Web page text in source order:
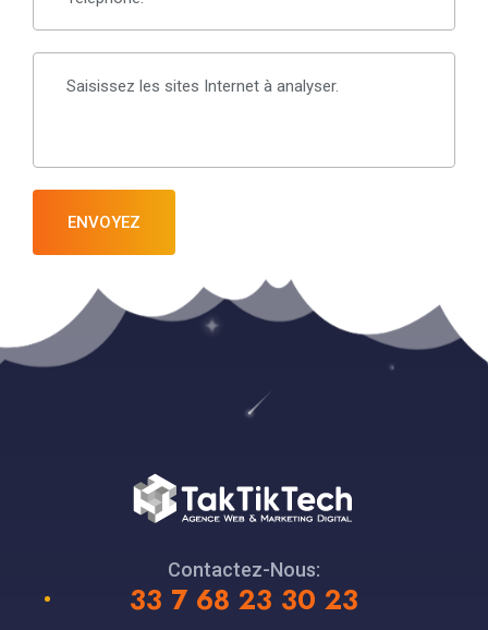
ENVOYEZ
Contactez-Nous:
33 7 68 23 30 23